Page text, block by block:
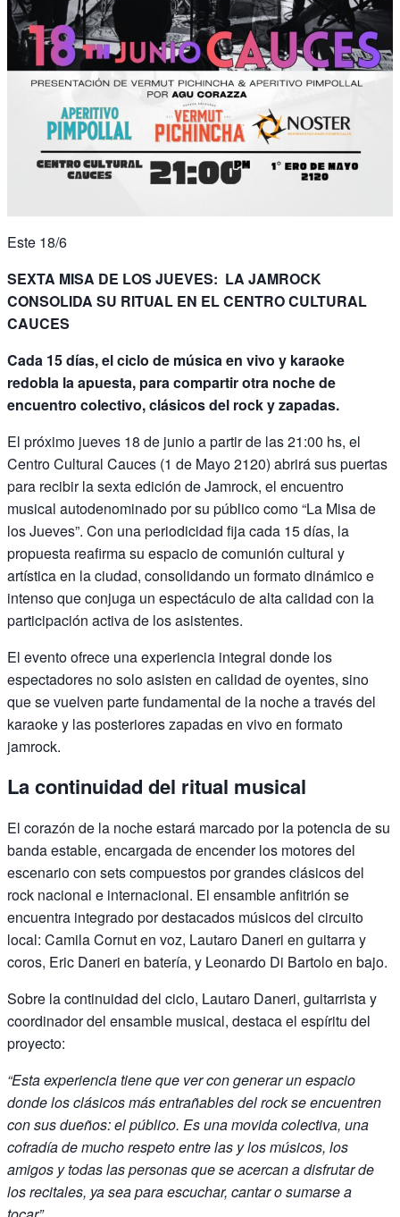
Este 18/6
SEXTA MISA DE LOS JUEVES: LA JAMROCK
CONSOLIDA SU RITUAL EN EL CENTRO CULTURAL
CAUCES
Cada 15 días, el ciclo de música en vivo y karaoke
redobla la apuesta, para compartir otra noche de
encuentro colectivo, clásicos del rock y zapadas.
El próximo jueves 18 de junio a partir de las 21:00 hs, el
Centro Cultural Cauces (1 de Mayo 2120) abrirá sus puertas
para recibir la sexta edición de Jamrock, el encuentro
musical autodenominado por su público como “La Misa de
los Jueves”. Con una periodicidad fija cada 15 días, la
propuesta reafirma su espacio de comunión cultural y
artística en la ciudad, consolidando un formato dinámico e
intenso que conjuga un espectáculo de alta calidad con la
participación activa de los asistentes.
El evento ofrece una experiencia integral donde los
espectadores no solo asisten en calidad de oyentes, sino
que se vuelven parte fundamental de la noche a través del
karaoke y las posteriores zapadas en vivo en formato
jamrock.
La continuidad del ritual musical
El corazón de la noche estará marcado por la potencia de su
banda estable, encargada de encender los motores del
escenario con sets compuestos por grandes clásicos del
rock nacional e internacional. El ensamble anfitrión se
encuentra integrado por destacados músicos del circuito
local: Camila Cornut en voz, Lautaro Daneri en guitarra y
coros, Eric Daneri en batería, y Leonardo Di Bartolo en bajo.
Sobre la continuidad del ciclo, Lautaro Daneri, guitarrista y
coordinador del ensamble musical, destaca el espíritu del
proyecto:
“Esta experiencia tiene que ver con generar un espacio
donde los clásicos más entrañables del rock se encuentren
con sus dueños: el público. Es una movida colectiva, una
cofradía de mucho respeto entre las y los músicos, los
amigos y todas las personas que se acercan a disfrutar de
los recitales, ya sea para escuchar, cantar o sumarse a